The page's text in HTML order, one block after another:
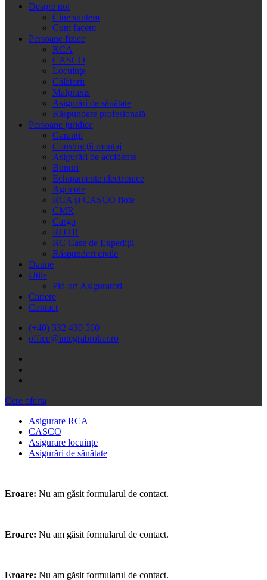
Despre noi
Cine suntem
Cum facem
Persoane fizice
RCA
CASCO
Locuinţe
Călătorii
Malpraxis
Asigurări de sănătate
Răspundere profesională
Persoane juridice
Garanţii
Construcţii montaj
Asigurări de accidente
Bunuri
Echipamente electronice
Agricole
RCA și CASCO flote
CMR
Cargo
ROTR
RC Case de Expediţii
Răspunderi civile
Daune
Utile
Pid-uri Asiguratori
Cariere
Contact
(+40) 332 430 560
office@integrabroker.ro
Cere oferta
Asigurare RCA
CASCO
Asigurare locuințe
Asigurări de sănătate
Eroare: Nu am găsit formularul de contact.
Eroare: Nu am găsit formularul de contact.
Eroare: Nu am găsit formularul de contact.